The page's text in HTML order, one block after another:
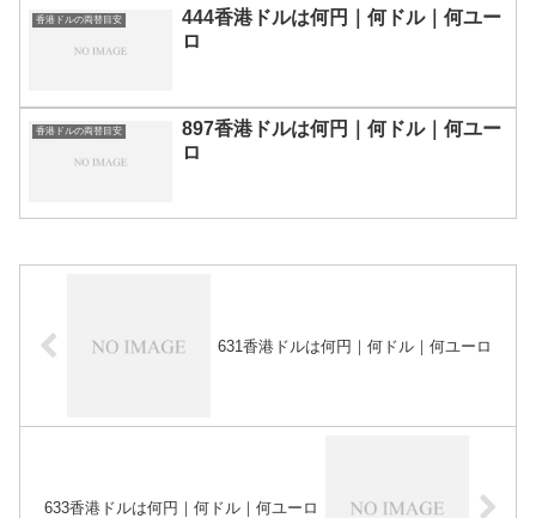
香港ドルの両替目安
444香港ドルは何円｜何ドル｜何ユー
ロ
香港ドルの両替目安
897香港ドルは何円｜何ドル｜何ユー
ロ
631香港ドルは何円｜何ドル｜何ユーロ
633香港ドルは何円｜何ドル｜何ユーロ